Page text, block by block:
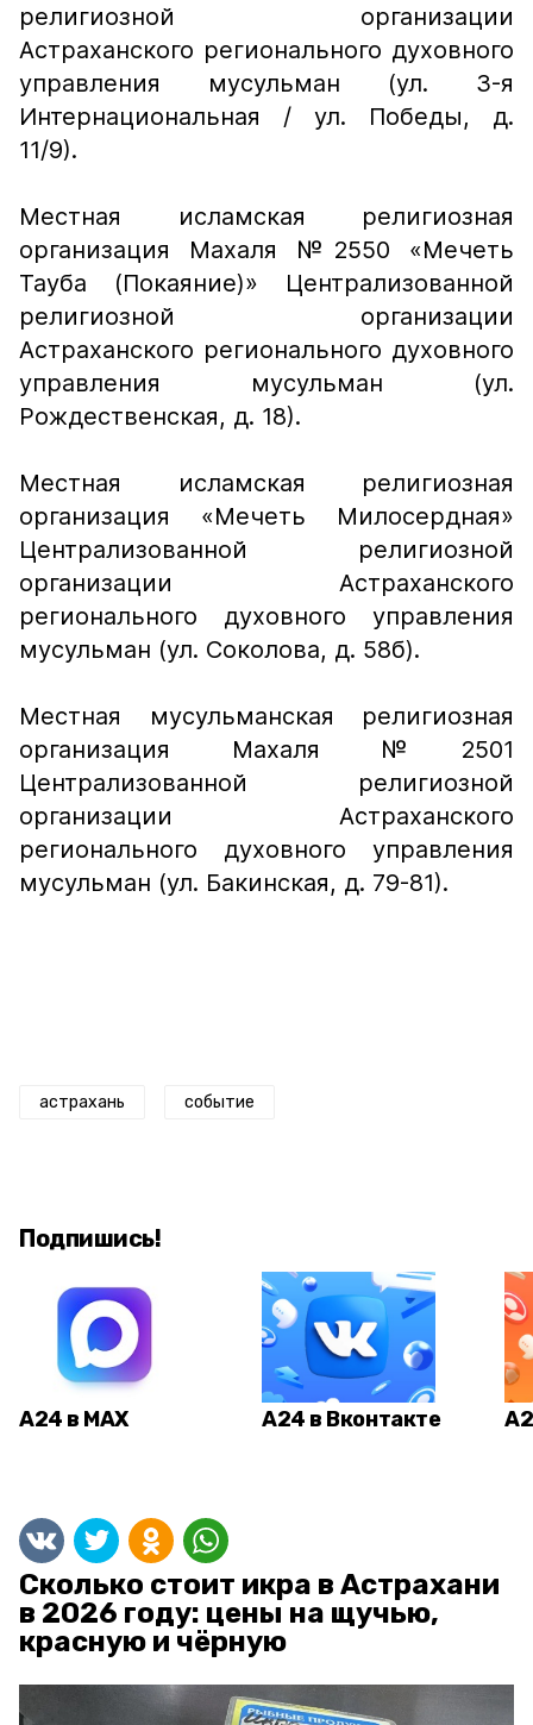
религиозной организации
Астраханского регионального духовного
управления мусульман (ул. 3-я
Интернациональная / ул. Победы, д.
11/9).
Местная исламская религиозная
организация Махаля №2550 «Мечеть
Тауба (Покаяние)» Централизованной
религиозной организации
Астраханского регионального духовного
управления мусульман (ул.
Рождественская, д. 18).
Местная исламская религиозная
организация «Мечеть Милосердная»
Централизованной религиозной
организации Астраханского
регионального духовного управления
мусульман (ул. Соколова, д. 58б).
Местная мусульманская религиозная
организация Махаля №2501
Централизованной религиозной
организации Астраханского
регионального духовного управления
мусульман (ул. Бакинская, д. 79-81).
астрахань событие
Подпишись!
А24 в MAX А24 в Вконтакте
Сколько стоит икра в Астрахани
в 2026 году: цены на щучью,
красную и чёрную